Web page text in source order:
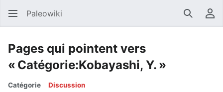
Paleowiki
Pages qui pointent vers
« Catégorie:Kobayashi, Y. »
Catégorie Discussion